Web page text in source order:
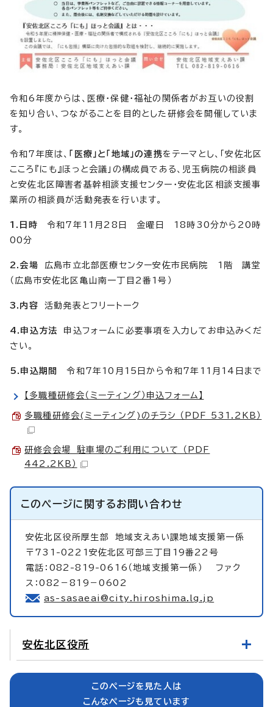
令和6年度からは、医療・保健・福祉の関係者がお互いの役割
を知り合い、つながることを目的とした研修会を開催していま
す。
令和7年度は、 「医療」と「地域」の連携をテーマとし、「安佐北区
こころ『にも』ほっと会議」の構成員である、児玉病院の相談員
と安佐北区障害者基幹相談支援センター・安佐北区相談支援事
業所の相談員が活動発表を行います。
1.日時 令和7年11月28日 金曜日 18時30分から20時
00分
2.会場 広島市立北部医療センター安佐市民病院 1階 講堂
（広島市安佐北区亀山南一丁目2番1号）
3.内容 活動発表とフリートーク
4.申込方法 申込フォームに必要事項を入力してお申込みくだ
さい。
5.申込期間 令和7年10月15日から令和7年11月14日まで
【多職種研修会（ミーティング）申込フォーム】
多職種研修会(ミーティング)のチラシ （PDF 531.2KB）
研修会会場 駐車場のご利用について （PDF
442.2KB）
このページに関するお問い合わせ
安佐北区役所厚生部 地域支えあい課地域支援第一係
〒731-0221安佐北区可部三丁目19番22号
電話：082-819-0616（地域支援第一係） ファク
ス：082－819－0602
as-sasaeai@city.hiroshima.lg.jp
安佐北区役所
このページを見た人は
こんなページも見ています